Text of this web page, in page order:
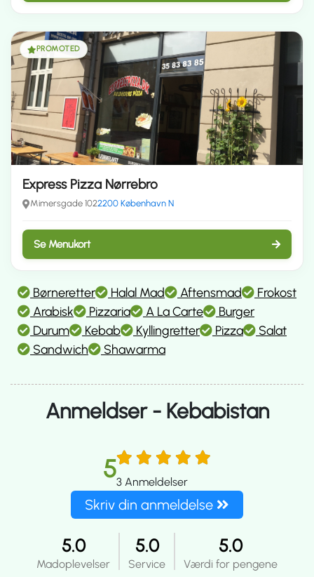
PROMOTED
Express Pizza Nørrebro
Mimersgade 1022200 København N
Se Menukort
Børneretter Halal Mad Aftensmad
Frokost
Arabisk
Pizzaria A La Carte
Burger
Durum
Kebab Kyllingretter Pizza
Salat
Sandwich
Shawarma
Anmeldser - Kebabistan
53 Anmeldelser
Skriv din anmeldelse
5.0
Madoplevelser
5.0
Service
5.0
Værdi for pengene